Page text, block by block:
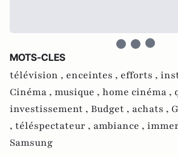
MOTS-CLES
télévision , enceintes , efforts ,
Cinéma , musique , home cinéma ,
investissement , Budget , achats ,
, téléspectateur , ambiance ,
Samsung